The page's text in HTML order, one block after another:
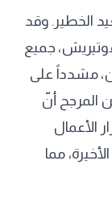
الخطير. وقد
غوتيريش، جميع
مشدداً على
المرجح أنّ
الأعمال
مما